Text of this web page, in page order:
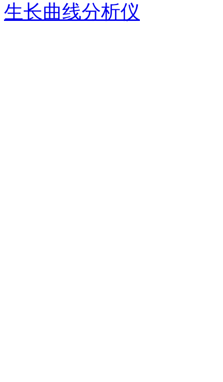
生长曲线分析仪